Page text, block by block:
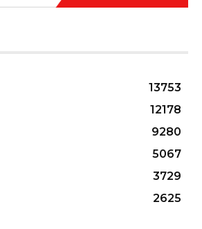
13753
12178
9280
5067
3729
2625